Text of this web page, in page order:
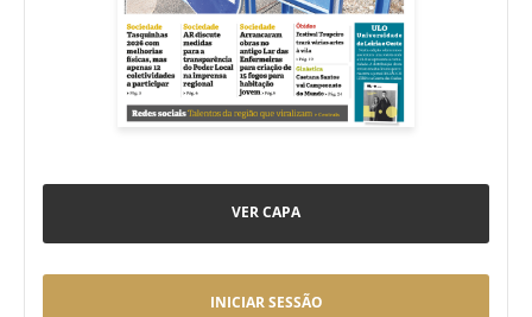
VER CAPA
INICIAR SESSÃO